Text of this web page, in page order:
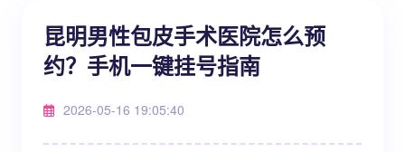
昆明男性包皮手术医院怎么预
约？手机一键挂号指南
2026-05-16 19:05:40